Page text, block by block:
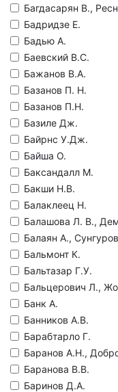
Багдасарян В.,
Бадридзе Е.
Бадью А.
Баевский В.С.
Бажанов В.А.
Базанов П. Н.
Базанов П.Н.
Базиле Дж.
Байрнс У.Дж.
Байша О.
Баксандалл М.
Бакши Н.В.
Балаклеец Н.
Балашова Л. В.,
Балаян А.,
Бальмонт К.
Бальтазар Г.У.
Бальцерович Л.,
Банк А.
Банников А.В.
Барабтарло Г.
Баранов А.Н.,
Баранова В.В.
Баринов Д.А.